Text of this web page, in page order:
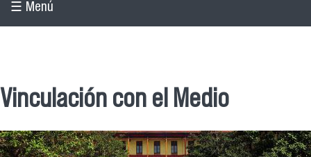
☰ Menú
Vinculación con el Medio